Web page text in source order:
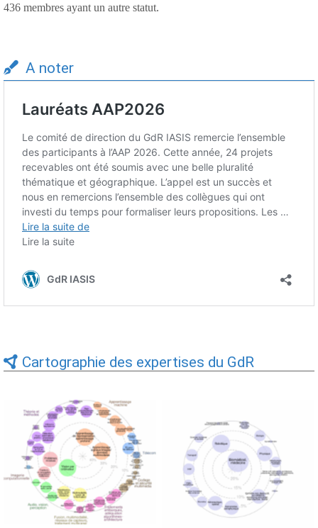
436 membres ayant un autre statut.
A noter
Cartographie des expertises du GdR
Expertises du GdR -
cartographie par Axes -
19/09/2025
Expertises du GdR -
cartographie par mots-clés
applicatifs - 19/09/2025